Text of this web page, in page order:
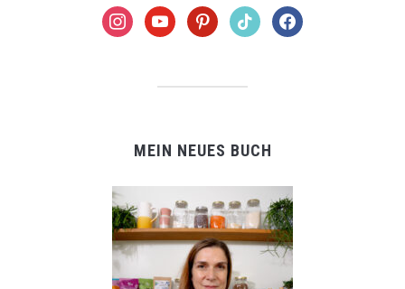
instagramyoutubepinteresttiktok facebook
MEIN NEUES BUCH